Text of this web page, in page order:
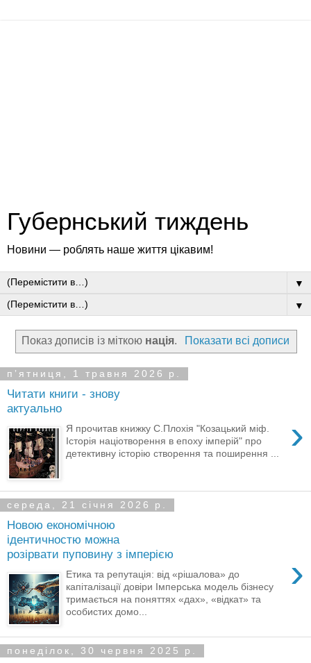
Губернський тиждень
Новини — роблять наше життя цікавим!
▼
▼
Показ дописів із міткою нація. Показати всі дописи
пʼятниця, 1 травня 2026 р.
Читати книги - знову
актуально
›
Я прочитав книжку С.Плохія "Козацький міф.
Історія націотворення в епоху імперій" про
детективну історію створення та поширення ...
середа, 21 січня 2026 р.
Новою економічною
ідентичностю можна
розірвати пуповину з імперією
›
Етика та репутація: від «рішалова» до
капіталізації довіри Імперська модель бізнесу
тримається на поняттях «дах», «відкат» та
особистих домо...
понеділок, 30 червня 2025 р.